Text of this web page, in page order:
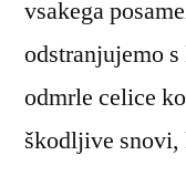
vsakega
odstranjujemo
odmrle celice
škodljive snovi,